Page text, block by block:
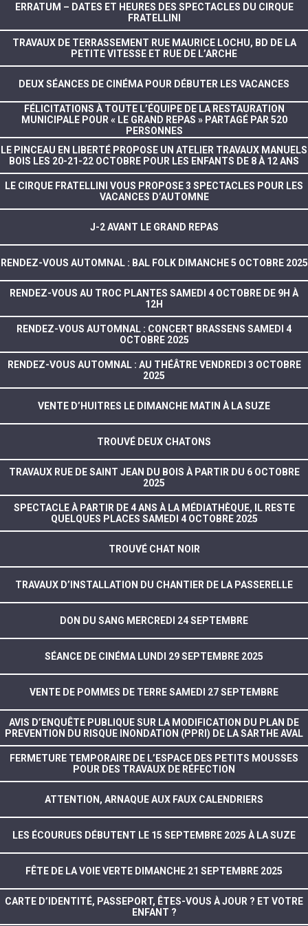
ERRATUM – DATES ET HEURES DES SPECTACLES DU CIRQUE
FRATELLINI
TRAVAUX DE TERRASSEMENT RUE MAURICE LOCHU, BD DE LA
PETITE VITESSE ET RUE DE L’ARCHE
DEUX SÉANCES DE CINÉMA POUR DÉBUTER LES VACANCES
FÉLICITATIONS À TOUTE L’ÉQUIPE DE LA RESTAURATION
MUNICIPALE POUR « LE GRAND REPAS » PARTAGÉ PAR 520
PERSONNES
LE PINCEAU EN LIBERTÉ PROPOSE UN ATELIER TRAVAUX MANUELS
BOIS LES 20-21-22 OCTOBRE POUR LES ENFANTS DE 8 À 12 ANS
LE CIRQUE FRATELLINI VOUS PROPOSE 3 SPECTACLES POUR LES
VACANCES D’AUTOMNE
J-2 AVANT LE GRAND REPAS
RENDEZ-VOUS AUTOMNAL : BAL FOLK DIMANCHE 5 OCTOBRE 2025
RENDEZ-VOUS AU TROC PLANTES SAMEDI 4 OCTOBRE DE 9H À
12H
RENDEZ-VOUS AUTOMNAL : CONCERT BRASSENS SAMEDI 4
OCTOBRE 2025
RENDEZ-VOUS AUTOMNAL : AU THÉÂTRE VENDREDI 3 OCTOBRE
2025
VENTE D’HUITRES LE DIMANCHE MATIN À LA SUZE
TROUVÉ DEUX CHATONS
TRAVAUX RUE DE SAINT JEAN DU BOIS À PARTIR DU 6 OCTOBRE
2025
SPECTACLE À PARTIR DE 4 ANS À LA MÉDIATHÈQUE, IL RESTE
QUELQUES PLACES SAMEDI 4 OCTOBRE 2025
TROUVÉ CHAT NOIR
TRAVAUX D’INSTALLATION DU CHANTIER DE LA PASSERELLE
DON DU SANG MERCREDI 24 SEPTEMBRE
SÉANCE DE CINÉMA LUNDI 29 SEPTEMBRE 2025
VENTE DE POMMES DE TERRE SAMEDI 27 SEPTEMBRE
AVIS D’ENQUÊTE PUBLIQUE SUR LA MODIFICATION DU PLAN DE
PREVENTION DU RISQUE INONDATION (PPRI) DE LA SARTHE AVAL
FERMETURE TEMPORAIRE DE L’ESPACE DES PETITS MOUSSES
POUR DES TRAVAUX DE RÉFECTION
ATTENTION, ARNAQUE AUX FAUX CALENDRIERS
LES ÉCOURUES DÉBUTENT LE 15 SEPTEMBRE 2025 À LA SUZE
FÊTE DE LA VOIE VERTE DIMANCHE 21 SEPTEMBRE 2025
CARTE D’IDENTITÉ, PASSEPORT, ÊTES-VOUS À JOUR ? ET VOTRE
ENFANT ?